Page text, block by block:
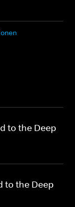
to the Deep
to the Deep